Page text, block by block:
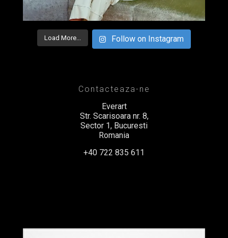
Load More... Follow on Instagram
Contacteaza-ne
Everart
Str. Scarisoara nr. 8,
Sector 1, Bucuresti
Romania
+40 722 835 611